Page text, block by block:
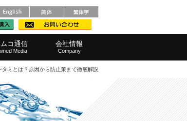
コ通信
Media
会社情報
Company
代表挨拶
会社概要
経営理念
事業所へのアクセス
SDGsへの取り組み
採用情報
ミとは？原因から防止策まで徹底解説